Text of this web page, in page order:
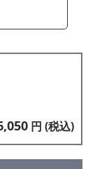
円 (税込)